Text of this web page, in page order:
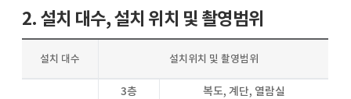
2. 설치 대수, 설치 위치 및 촬영범위
설치 대수 설치위치 및 촬영범위
3층 복도, 계단, 열람실